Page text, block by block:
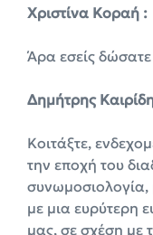
Χριστίνα Κοραή :
Άρα εσείς
Δημήτρης
Κοιτάξτε,
την εποχή του
συνωμοσιολογία,
με μια ευρύτερη
μας, σε σχέση με